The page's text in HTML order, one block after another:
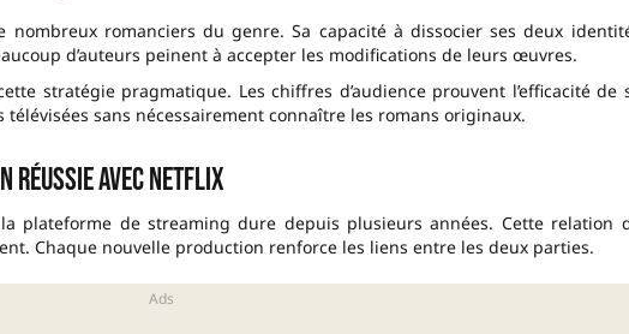
nombreux romanciers du genre. Sa capacité à dissocier ses deux
d’auteurs peinent à accepter les modifications de leurs œuvres.
stratégie pragmatique. Les chiffres d’audience prouvent l’efficacité de
sans nécessairement connaître les romans originaux.
réussie avec Netflix
plateforme de streaming dure depuis plusieurs années. Cette relation
Chaque nouvelle production renforce les liens entre les deux parties.